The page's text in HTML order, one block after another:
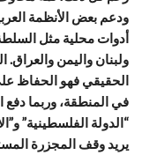
ودعم بعض الأنظمة
أدوات محلية مثل
ولبنان واليمن
الحقيقي فهو الحفاظ
في المنطقة، وربما دفع
“الدولة الفلسطينية”
يريد وقف المجزرة